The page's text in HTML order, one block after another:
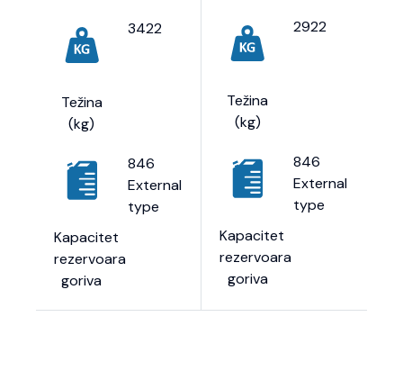
Težina
(kg)
3422
Kapacitet
rezervoara
goriva
846
External
type
Težina
(kg)
2922
Kapacitet
rezervoara
goriva
846
External
type